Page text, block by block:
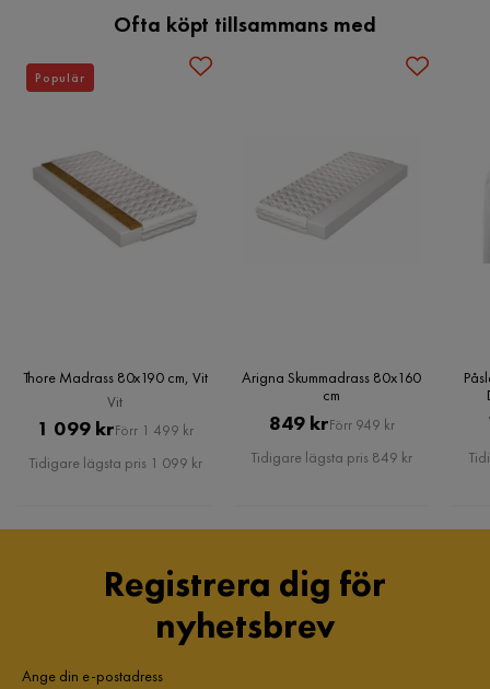
Ofta köpt tillsammans med
Thore Madrass 80x190 cm, Vit
Vit
Pris
1 099 krOriginal
Pris
Förr 1 499 kr
Tidigare lägsta pris 1 099 kr
Populär
Arigna Skummadrass 80x160
cm
Pris
849 krOriginal
Pris
Förr 949 kr
Tidigare lägsta pris 849 kr
Registrera dig för
nyhetsbrev
Ange din e-postadress